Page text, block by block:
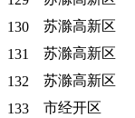
130
苏滁高新区
131
苏滁高新区
132
苏滁高新区
133
市经开区